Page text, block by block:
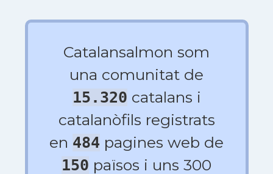
Catalansalmon som
una comunitat de
15.320 catalans i
catalanòfils registrats
en 484 pagines web de
150 països i uns 300